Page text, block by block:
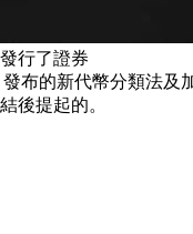
行了證券
布的新代幣分類法
後提起的。